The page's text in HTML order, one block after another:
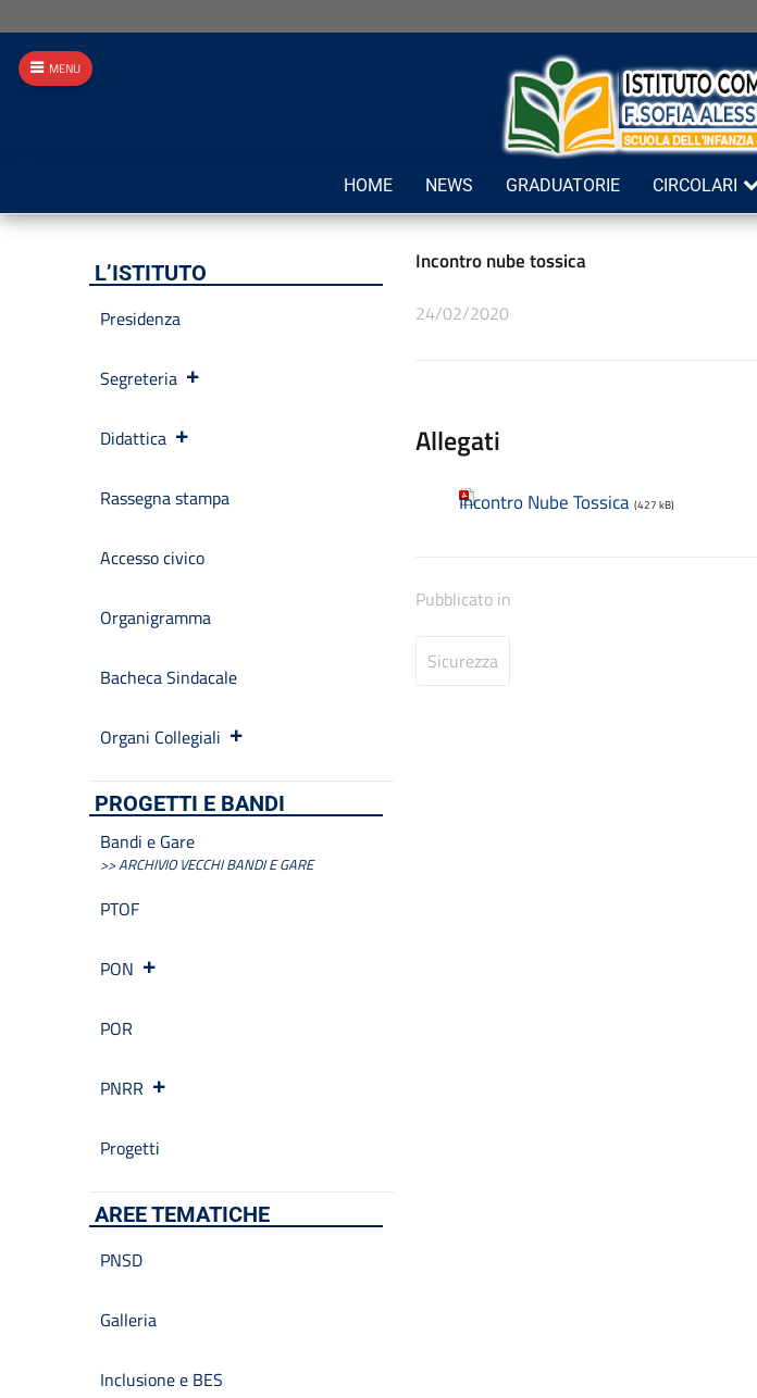
HOME NEWS GRADUATORIE CIRCOLARI
Incontro nube tossica
24/02/2020
Allegati
Incontro Nube Tossica (427 kB)
Pubblicato in
Sicurezza
L’ISTITUTO
Presidenza
Segreteria
Didattica
Rassegna stampa
Accesso civico
Organigramma
Bacheca Sindacale
Organi Collegiali
PROGETTI E BANDI
Bandi e Gare
>> ARCHIVIO VECCHI BANDI E GARE
PTOF
PON
POR
PNRR
Progetti
AREE TEMATICHE
PNSD
Galleria
Inclusione e BES
MENU